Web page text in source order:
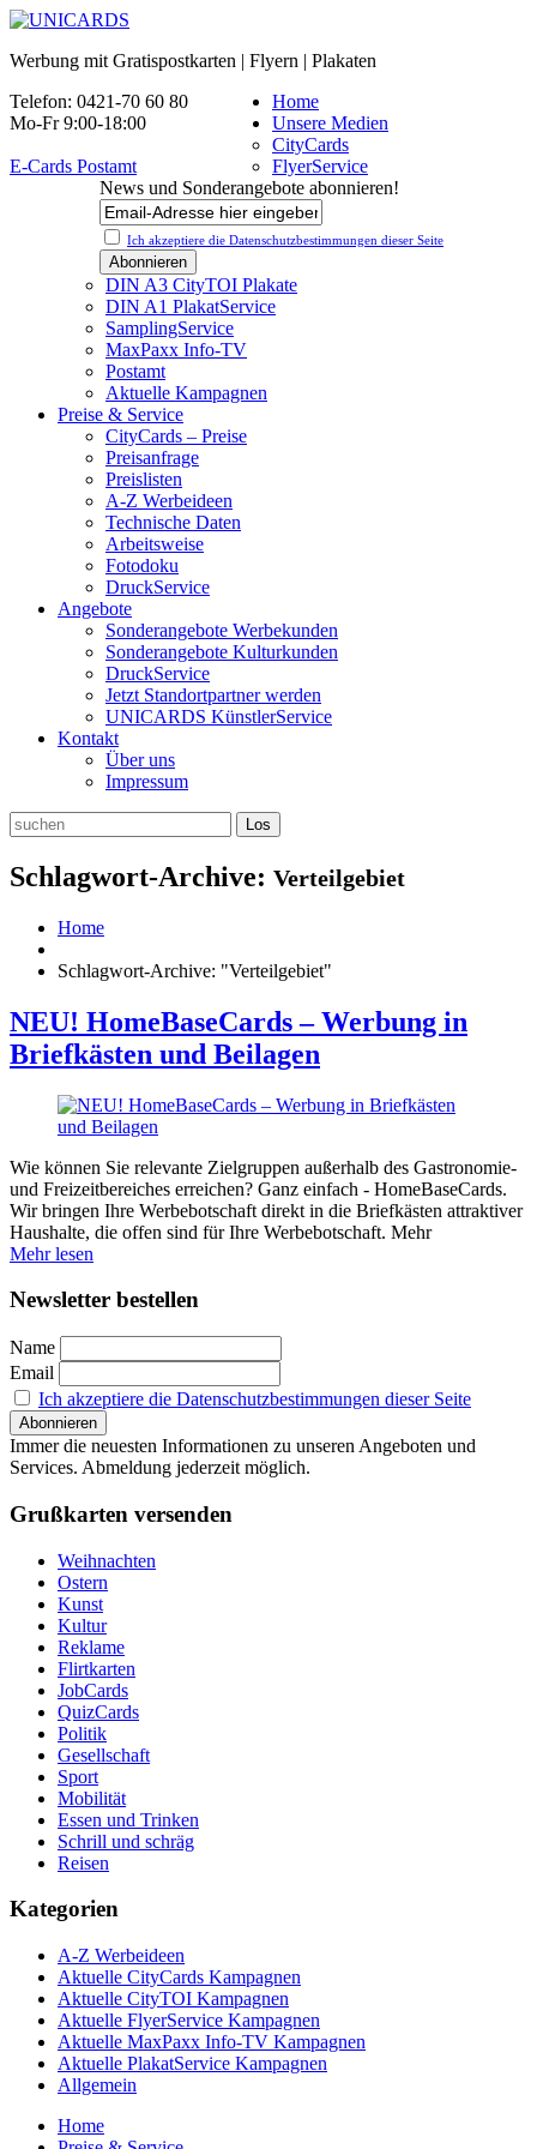
Werbung mit Gratispostkarten | Flyern | Plakaten
Telefon: 0421-70 60 80
Mo-Fr 9:00-18:00
E-Cards Postamt
News und Sonderangebote abonnieren!
Ich akzeptiere die Datenschutz­bestimmungen dieser Seite
Home
Unsere Medien
CityCards
FlyerService
DIN A3 CityTOI Plakate
DIN A1 PlakatService
SamplingService
MaxPaxx Info-TV
Postamt
Aktuelle Kampagnen
Preise & Service
CityCards – Preise
Preisanfrage
Preislisten
A-Z Werbeideen
Technische Daten
Arbeitsweise
Fotodoku
DruckService
Angebote
Sonderangebote Werbekunden
Sonderangebote Kulturkunden
DruckService
Jetzt Standortpartner werden
UNICARDS KünstlerService
Kontakt
Über uns
Impressum
Schlagwort-Archive: Verteilgebiet
Home
Schlagwort-Archive: "Verteilgebiet"
NEU! HomeBaseCards – Werbung in
Briefkästen und Beilagen
Wie können Sie relevante Zielgruppen außerhalb des Gastronomie-
und Freizeitbereiches erreichen? Ganz einfach - HomeBaseCards.
Wir bringen Ihre Werbebotschaft direkt in die Briefkästen attraktiver
Haushalte, die offen sind für Ihre Werbebotschaft. Mehr
Mehr lesen
Newsletter bestellen
Name
Email
Ich akzeptiere die Datenschutzbestimmungen dieser Seite
Immer die neuesten Informationen zu unseren Angeboten und
Services. Abmeldung jederzeit möglich.
Grußkarten versenden
Weihnachten
Ostern
Kunst
Kultur
Reklame
Flirtkarten
JobCards
QuizCards
Politik
Gesellschaft
Sport
Mobilität
Essen und Trinken
Schrill und schräg
Reisen
Kategorien
A-Z Werbeideen
Aktuelle CityCards Kampagnen
Aktuelle CityTOI Kampagnen
Aktuelle FlyerService Kampagnen
Aktuelle MaxPaxx Info-TV Kampagnen
Aktuelle PlakatService Kampagnen
Allgemein
Home